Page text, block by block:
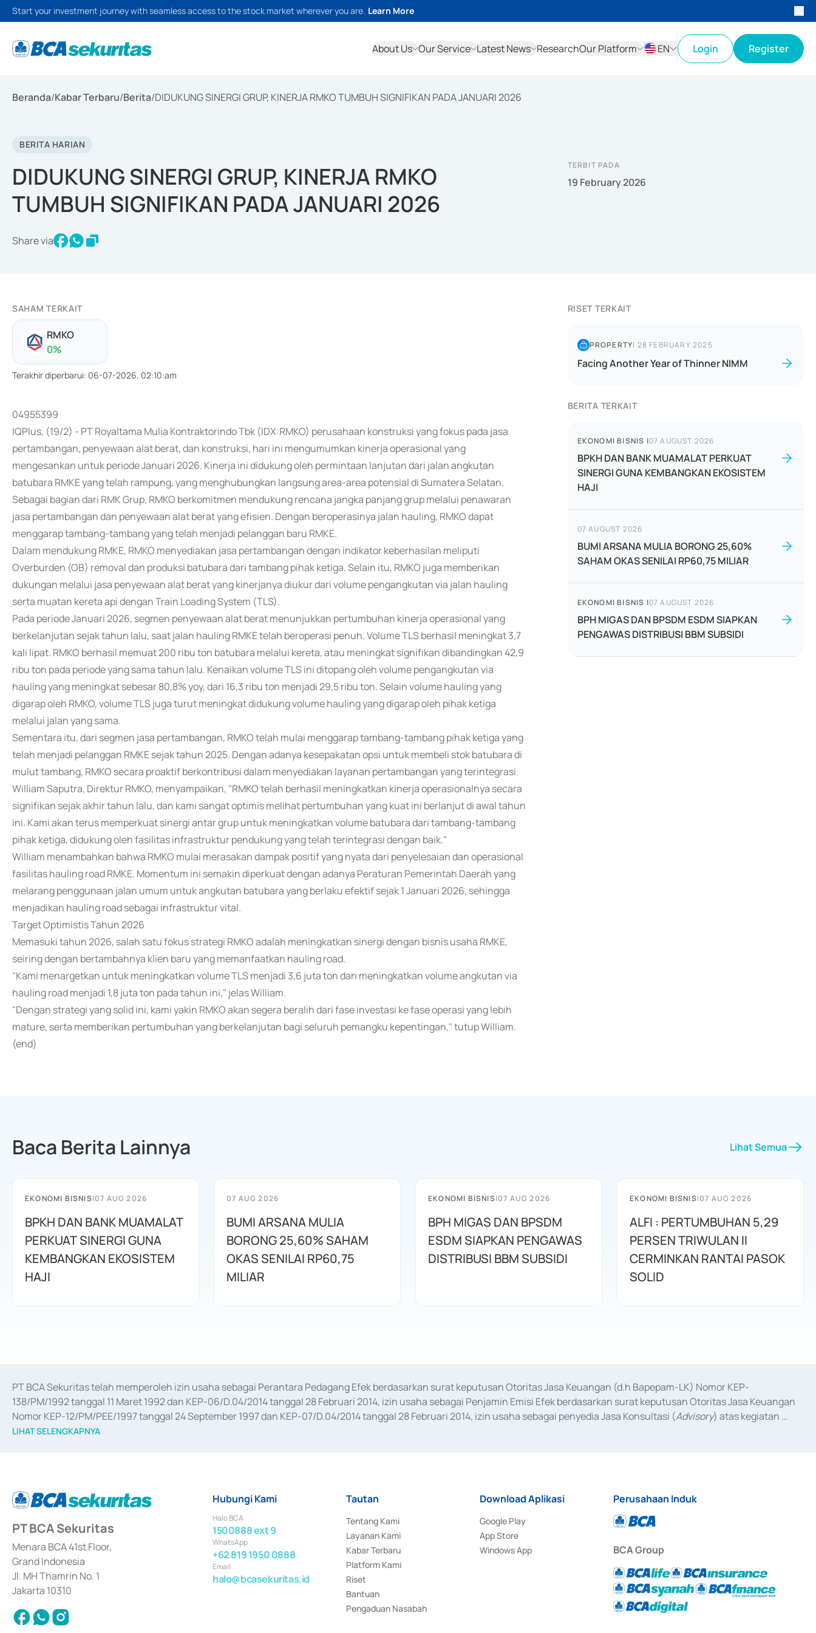
Start your investment journey with seamless access to the stock market wherever you are. Learn More
About Us Our Service Latest News ResearchOur Platform
EN
Login Register
Beranda/Kabar Terbaru/Berita/DIDUKUNG SINERGI GRUP, KINERJA RMKO TUMBUH SIGNIFIKAN PADA JANUARI 2026
BERITA HARIAN
DIDUKUNG SINERGI GRUP, KINERJA RMKO
TUMBUH SIGNIFIKAN PADA JANUARI 2026
Share via
TERBIT PADA
19 February 2026
SAHAM TERKAIT
RMKO
0%
Terakhir diperbarui: 06-07-2026, 02:10:am
04955399
IQPlus, (19/2) - PT Royaltama Mulia Kontraktorindo Tbk (IDX:RMKO) perusahaan konstruksi yang fokus pada jasa
pertambangan, penyewaan alat berat, dan konstruksi, hari ini mengumumkan kinerja operasional yang
mengesankan untuk periode Januari 2026. Kinerja ini didukung oleh permintaan lanjutan dari jalan angkutan
batubara RMKE yang telah rampung, yang menghubungkan langsung area-area potensial di Sumatera Selatan.
Sebagai bagian dari RMK Grup, RMKO berkomitmen mendukung rencana jangka panjang grup melalui penawaran
jasa pertambangan dan penyewaan alat berat yang efisien. Dengan beroperasinya jalan hauling, RMKO dapat
menggarap tambang-tambang yang telah menjadi pelanggan baru RMKE.
Dalam mendukung RMKE, RMKO menyediakan jasa pertambangan dengan indikator keberhasilan meliputi
Overburden (OB) removal dan produksi batubara dari tambang pihak ketiga. Selain itu, RMKO juga memberikan
dukungan melalui jasa penyewaan alat berat yang kinerjanya diukur dari volume pengangkutan via jalan hauling
serta muatan kereta api dengan Train Loading System (TLS).
Pada periode Januari 2026, segmen penyewaan alat berat menunjukkan pertumbuhan kinerja operasional yang
berkelanjutan sejak tahun lalu, saat jalan hauling RMKE telah beroperasi penuh. Volume TLS berhasil meningkat 3,7
kali lipat. RMKO berhasil memuat 200 ribu ton batubara melalui kereta, atau meningkat signifikan dibandingkan 42,9
ribu ton pada periode yang sama tahun lalu. Kenaikan volume TLS ini ditopang oleh volume pengangkutan via
hauling yang meningkat sebesar 80,8% yoy, dari 16,3 ribu ton menjadi 29,5 ribu ton. Selain volume hauling yang
digarap oleh RMKO, volume TLS juga turut meningkat didukung volume hauling yang digarap oleh pihak ketiga
melalui jalan yang sama.
Sementara itu, dari segmen jasa pertambangan, RMKO telah mulai menggarap tambang-tambang pihak ketiga yang
telah menjadi pelanggan RMKE sejak tahun 2025. Dengan adanya kesepakatan opsi untuk membeli stok batubara di
mulut tambang, RMKO secara proaktif berkontribusi dalam menyediakan layanan pertambangan yang terintegrasi.
William Saputra, Direktur RMKO, menyampaikan, "RMKO telah berhasil meningkatkan kinerja operasionalnya secara
signifikan sejak akhir tahun lalu, dan kami sangat optimis melihat pertumbuhan yang kuat ini berlanjut di awal tahun
ini. Kami akan terus memperkuat sinergi antar grup untuk meningkatkan volume batubara dari tambang-tambang
pihak ketiga, didukung oleh fasilitas infrastruktur pendukung yang telah terintegrasi dengan baik."
William menambahkan bahwa RMKO mulai merasakan dampak positif yang nyata dari penyelesaian dan operasional
fasilitas hauling road RMKE. Momentum ini semakin diperkuat dengan adanya Peraturan Pemerintah Daerah yang
melarang penggunaan jalan umum untuk angkutan batubara yang berlaku efektif sejak 1 Januari 2026, sehingga
menjadikan hauling road sebagai infrastruktur vital.
Target Optimistis Tahun 2026
Memasuki tahun 2026, salah satu fokus strategi RMKO adalah meningkatkan sinergi dengan bisnis usaha RMKE,
seiring dengan bertambahnya klien baru yang memanfaatkan hauling road.
"Kami menargetkan untuk meningkatkan volume TLS menjadi 3,6 juta ton dan meningkatkan volume angkutan via
hauling road menjadi 1,8 juta ton pada tahun ini," jelas William.
"Dengan strategi yang solid ini, kami yakin RMKO akan segera beralih dari fase investasi ke fase operasi yang lebih
mature, serta memberikan pertumbuhan yang berkelanjutan bagi seluruh pemangku kepentingan," tutup William.
(end)
RISET TERKAIT
PROPERTY| 28 FEBRUARY 2025
Facing Another Year of Thinner NIMM
BERITA TERKAIT
EKONOMI BISNIS |07 AUGUST 2026
BPKH DAN BANK MUAMALAT PERKUAT
SINERGI GUNA KEMBANGKAN EKOSISTEM
HAJI
07 AUGUST 2026
BUMI ARSANA MULIA BORONG 25,60%
SAHAM OKAS SENILAI RP60,75 MILIAR
EKONOMI BISNIS |07 AUGUST 2026
BPH MIGAS DAN BPSDM ESDM SIAPKAN
PENGAWAS DISTRIBUSI BBM SUBSIDI
Baca Berita Lainnya Lihat Semua
EKONOMI BISNIS|07 AUG 2026
BPKH DAN BANK MUAMALAT
PERKUAT SINERGI GUNA
KEMBANGKAN EKOSISTEM
HAJI
07 AUG 2026
BUMI ARSANA MULIA
BORONG 25,60% SAHAM
OKAS SENILAI RP60,75
MILIAR
EKONOMI BISNIS|07 AUG 2026
BPH MIGAS DAN BPSDM
ESDM SIAPKAN PENGAWAS
DISTRIBUSI BBM SUBSIDI
EKONOMI BISNIS|07 AUG 2026
ALFI : PERTUMBUHAN 5,29
PERSEN TRIWULAN II
CERMINKAN RANTAI PASOK
SOLID
PT BCA Sekuritas telah memperoleh izin usaha sebagai Perantara Pedagang Efek berdasarkan surat keputusan Otoritas Jasa Keuangan (d.h Bapepam-LK) Nomor KEP-
138/PM/1992 tanggal 11 Maret 1992 dan KEP-06/D.04/2014 tanggal 28 Februari 2014, izin usaha sebagai Penjamin Emisi Efek berdasarkan surat keputusan Otoritas Jasa Keuangan
Nomor KEP-12/PM/PEE/1997 tanggal 24 September 1997 dan KEP-07/D.04/2014 tanggal 28 Februari 2014, izin usaha sebagai penyedia Jasa Konsultasi (Advisory) atas kegiatan
merger, akuisisi, divestasi, dan
LIHAT SELENGKAPNYA
PT BCA Sekuritas
Menara BCA 41st Floor,
Grand Indonesia
Jl. MH Thamrin No. 1
Jakarta 10310
Hubungi Kami
Halo BCA
1500888 ext 9
WhatsApp
+62 819 1950 0888
Email
halo@bcasekuritas.id
Tautan
Tentang Kami
Layanan Kami
Kabar Terbaru
Platform Kami
Riset
Bantuan
Pengaduan Nasabah
Download Aplikasi
Google Play
App Store
Windows App
Perusahaan Induk
BCA Group